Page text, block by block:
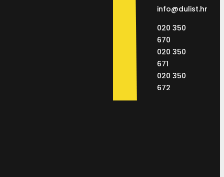
info@dulist.hr
020 350
670
020 350
671
020 350
672